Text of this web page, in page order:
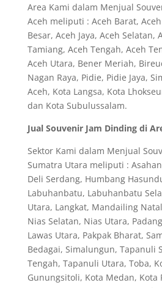
Area Kami dalam Menjual
Aceh meliputi : Aceh Barat,
Besar, Aceh Jaya, Aceh Selatan,
Tamiang, Aceh Tengah, Aceh
Aceh Utara, Bener Meriah,
Nagan Raya, Pidie, Pidie Jaya,
Aceh, Kota Langsa, Kota
dan Kota Subulussalam.
Jual Souvenir Jam Dinding di
Sektor Kami dalam Menjual
Sumatra Utara meliputi :
Deli Serdang, Humbang
Labuhanbatu, Labuhanbatu
Utara, Langkat, Mandailing
Nias Selatan, Nias Utara,
Lawas Utara, Pakpak Bharat,
Bedagai, Simalungun, Tapanuli
Tengah, Tapanuli Utara, Toba,
Gunungsitoli, Kota Medan, Kota